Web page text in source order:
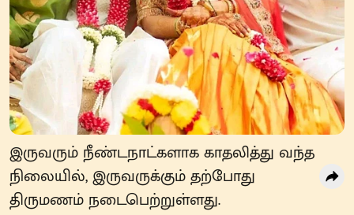
இருவரும் நீண்டநாட்களாக காதலித்து வந்த
நிலையில், இருவருக்கும் தற்போது
திருமணம் நடைபெற்றுள்ளது.